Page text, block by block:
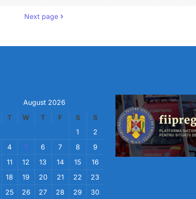
Next page
August 2026
T W T F S
S
1
2
4 5 6 7 8
9
11 12 13 14 15
16
18 19 20 21 22
23
25 26 27 28 29 30